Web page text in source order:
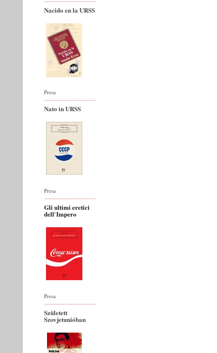
Nacido en la URSS
Presa
Nato in URSS
Presa
Gli ultimi eretici
dell`Impero
Presa
Született
Szovjetunióban